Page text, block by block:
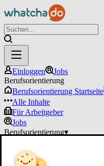
Einloggen
Jobs
Berufsorientierung
Berufsorientierung Startseite
Alle Inhalte
Für Arbeitgeber
Jobs
Berufsorientierung▾